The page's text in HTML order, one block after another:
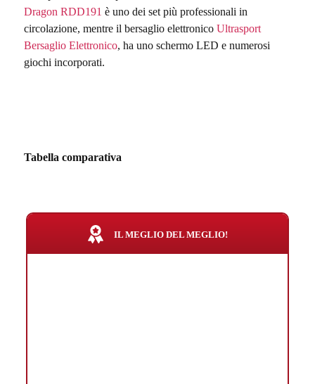
Dragon RDD191 è uno dei set più professionali in
circolazione, mentre il bersaglio elettronico Ultrasport
Bersaglio Elettronico, ha uno schermo LED e numerosi
giochi incorporati.
Tabella comparativa
IL MEGLIO DEL MEGLIO!